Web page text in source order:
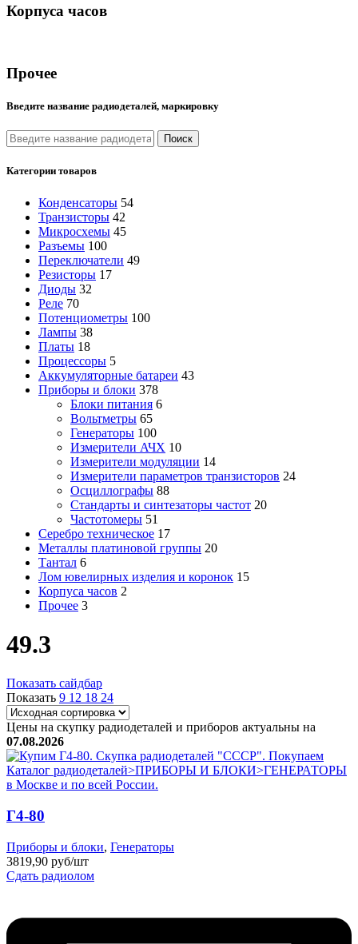
Корпуса часов
Прочее
Введите название радиодеталей, маркировку
Поиск
Категории товаров
Конденсаторы 54
Транзисторы 42
Микросхемы 45
Разъемы 100
Переключатели 49
Резисторы 17
Диоды 32
Реле 70
Потенциометры 100
Лампы 38
Платы 18
Процессоры 5
Аккумуляторные батареи 43
Приборы и блоки 378
Блоки питания 6
Вольтметры 65
Генераторы 100
Измерители АЧХ 10
Измерители модуляции 14
Измерители параметров транзисторов 24
Осциллографы 88
Стандарты и синтезаторы частот 20
Частотомеры 51
Серебро техническое 17
Металлы платиновой группы 20
Тантал 6
Лом ювелирных изделия и коронок 15
Корпуса часов 2
Прочее 3
49.3
Показать сайдбар
Показать 9 12 18 24
Цены на скупку радиодеталей и приборов актуальны на
07.08.2026
Г4-80
Приборы и блоки, Генераторы
3819,90 руб/шт
Сдать радиолом